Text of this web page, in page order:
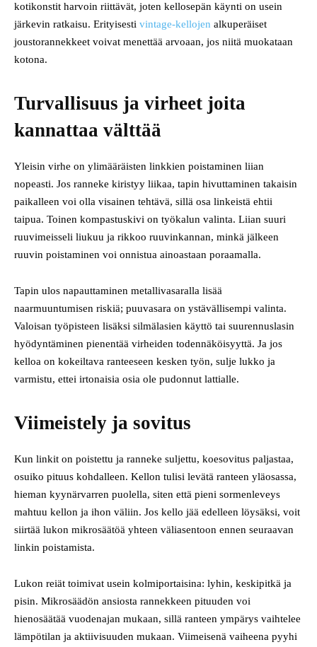
kotikonstit harvoin riittävät, joten kellosepän käynti on usein
järkevin ratkaisu. Erityisesti vintage-kellojen alkuperäiset
joustorannekkeet voivat menettää arvoaan, jos niitä muokataan
kotona.
Turvallisuus ja virheet joita
kannattaa välttää
Yleisin virhe on ylimääräisten linkkien poistaminen liian
nopeasti. Jos ranneke kiristyy liikaa, tapin hivuttaminen takaisin
paikalleen voi olla visainen tehtävä, sillä osa linkeistä ehtii
taipua. Toinen kompastuskivi on työkalun valinta. Liian suuri
ruuvimeisseli liukuu ja rikkoo ruuvinkannan, minkä jälkeen
ruuvin poistaminen voi onnistua ainoastaan poraamalla.
Tapin ulos napauttaminen metallivasaralla lisää
naarmuuntumisen riskiä; puuvasara on ystävällisempi valinta.
Valoisan työpisteen lisäksi silmälasien käyttö tai suurennuslasin
hyödyntäminen pienentää virheiden todennäköisyyttä. Ja jos
kelloa on kokeiltava ranteeseen kesken työn, sulje lukko ja
varmistu, ettei irtonaisia osia ole pudonnut lattialle.
Viimeistely ja sovitus
Kun linkit on poistettu ja ranneke suljettu, koesovitus paljastaa,
osuiko pituus kohdalleen. Kellon tulisi levätä ranteen yläosassa,
hieman kyynärvarren puolella, siten että pieni sormenleveys
mahtuu kellon ja ihon väliin. Jos kello jää edelleen löysäksi, voit
siirtää lukon mikro­säätöä yhteen väliasentoon ennen seuraavan
linkin poistamista.
Lukon reiät toimivat usein kolmiportaisina: lyhin, keskipitkä ja
pisin. Mikro­säädön ansiosta rannekkeen pituuden voi
hienosäätää vuodenajan mukaan, sillä ranteen ympärys vaihtelee
lämpötilan ja aktiivisuuden mukaan. Viimeisenä vaiheena pyyhi